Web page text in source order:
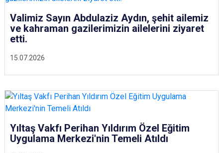
15.07.2026
Valimiz Sayın Abdulaziz Aydın, şehit ailemiz
ve kahraman gazilerimizin ailelerini ziyaret
etti.
Yıltaş Vakfı Perihan Yıldırım Özel Eğitim
Uygulama Merkezi'nin Temeli Atıldı